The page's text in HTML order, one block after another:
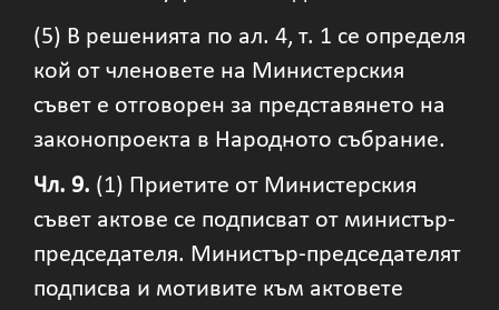
(5) В решенията по ал. 4, т. 1 се определя
кой от членовете на Министерския
съвет е отговорен за представянето на
законопроекта в Народното събрание.
Чл. 9. (1) Приетите от Министерския
съвет актове се подписват от министър-
председателя. Министър-председателят
подписва и мотивите към актовете